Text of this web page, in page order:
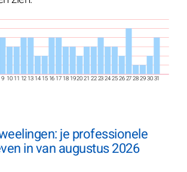
9 10 11 12 13 14 15 16 17 18 192021 22232425262728293031
je professionele
in van augustus 2026